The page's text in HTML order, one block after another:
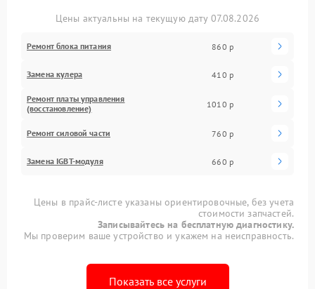
Цены актуальны на текущую дату 07.08.2026
Ремонт блока питания 860 р
Замена кулера 410 р
Ремонт платы управления
(восстановление)
1010 р
Ремонт силовой части 760 р
Замена IGBT-модуля 660 р
Цены в прайс-листе указаны ориентировочные, без учета
стоимости запчастей.
Записывайтесь на бесплатную диагностику.
Мы проверим ваше устройство и укажем на неисправность.
Показать все услуги